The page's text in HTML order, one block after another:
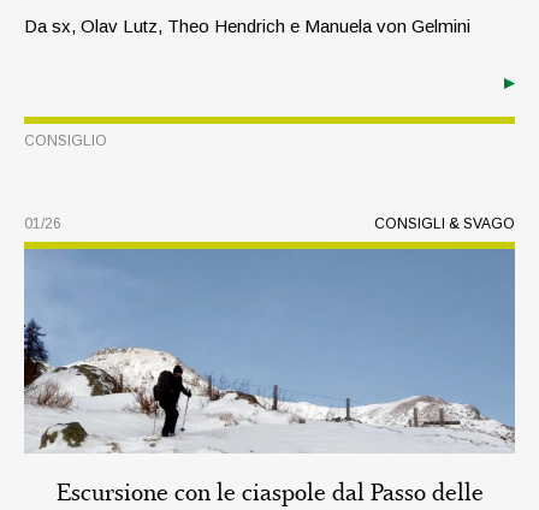
Da sx, Olav Lutz, Theo Hendrich e Manuela von Gelmini
CONSIGLIO
CONSIGLI & SVAGO
01/26
Escursione con le ciaspole dal Passo delle